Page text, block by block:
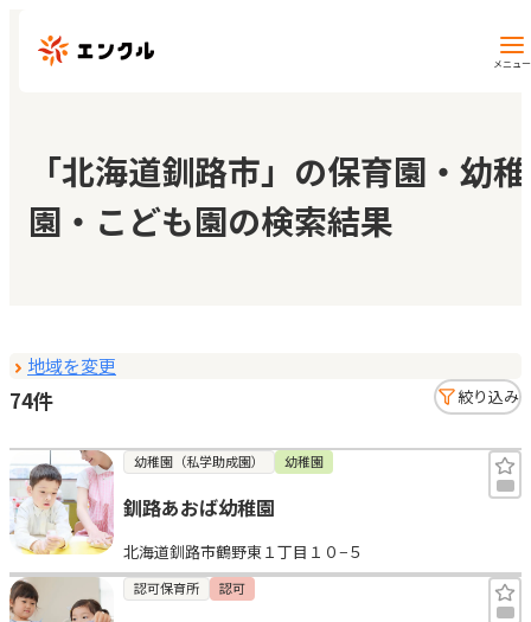
メニュー
保育園・幼稚園を探す
地図から探す
マイページ
お気に入り
見学日記
「北海道釧路市」の保育園・幼稚
園・こども園の検索結果
地域を変更
74件 絞り込み
幼稚園（私学助成園） 幼稚園
釧路あおば幼稚園
北海道釧路市鶴野東１丁目１０−５
認可保育所 認可